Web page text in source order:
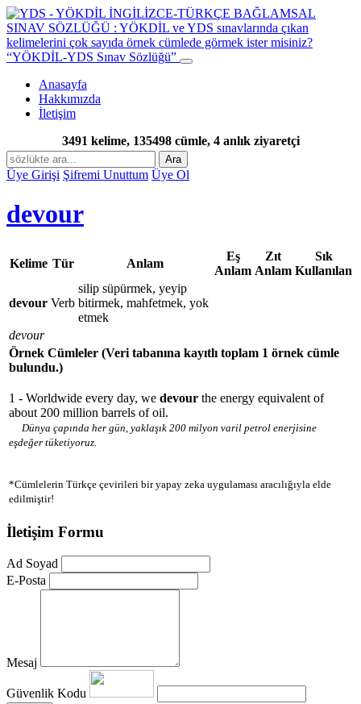
“YÖKDİL-YDS Sınav Sözlüğü”
Anasayfa
Hakkımızda
İletişim
3491 kelime, 135498 cümle, 4 anlık ziyaretçi
Ara
Üye Girişi Şifremi Unuttum Üye Ol
devour
Kelime Tür Anlam
Eş
Anlam
Zıt
Anlam
Sık
Kullanılan
devour Verb
silip süpürmek, yeyip
bitirmek, mahfetmek, yok
etmek
devour
Örnek Cümleler (Veri tabanına kayıtlı toplam 1 örnek cümle
bulundu.)
1 - Worldwide every day, we devour the energy equivalent of
about 200 million barrels of oil.
Dünya çapında her gün, yaklaşık 200 milyon varil petrol enerjisine
eşdeğer tüketiyoruz.
*Cümlelerin Türkçe çevirileri bir yapay zeka uygulaması aracılığıyla elde
edilmiştir!
İletişim Formu
Ad Soyad
E-Posta
Mesaj
Güvenlik Kodu